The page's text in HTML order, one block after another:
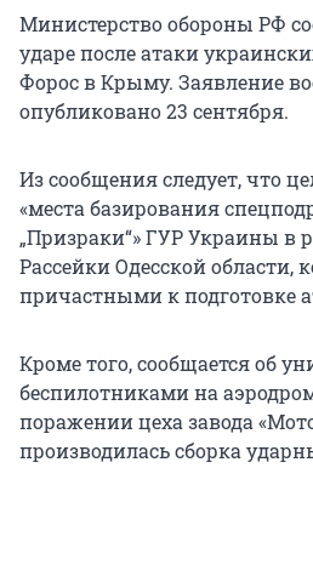
Министерство обороны РФ
ударе после атаки
Форос в Крыму. Заявление
опубликовано23 сентября.
Из сообщения следует, что
«места базирования
„Призраки“» ГУР Украины в
Рассейки Одесской области,
причастными к подготовке
Кроме того, сообщается об
беспилотниками на
поражении цеха завода
производилась сборка